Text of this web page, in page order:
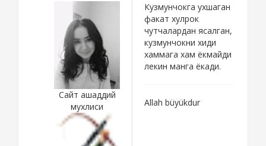
Сайт ашаддий
мухлиси
Кузмунчокга ухшаган
факат хулрок
чутчалардан ясалган,
кузмунчокни хиди
хаммага хам ёкмайди
лекин манга ёкади.
Allah büyükdur